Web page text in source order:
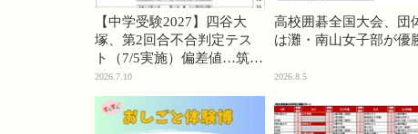
【中学受験2027】四谷大
塚、第2回合不合判定テス
ト（7/5実施）偏差値…筑駒
74・桜蔭70＜PR＞
2026.7.10
高校囲碁全国大会、団
は灘・南山女子部が優
2026.8.5